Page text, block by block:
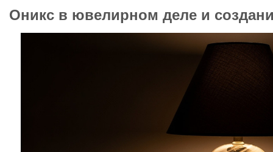
Оникс в ювелирном деле и